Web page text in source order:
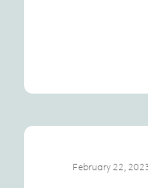
February 22,